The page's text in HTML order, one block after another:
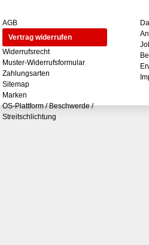
AGB
Vertrag widerrufen
Widerrufsrecht
Muster-Widerrufsformular
Zahlungsarten
Sitemap
Marken
OS-Plattform / Beschwerde /
Streitschlichtung